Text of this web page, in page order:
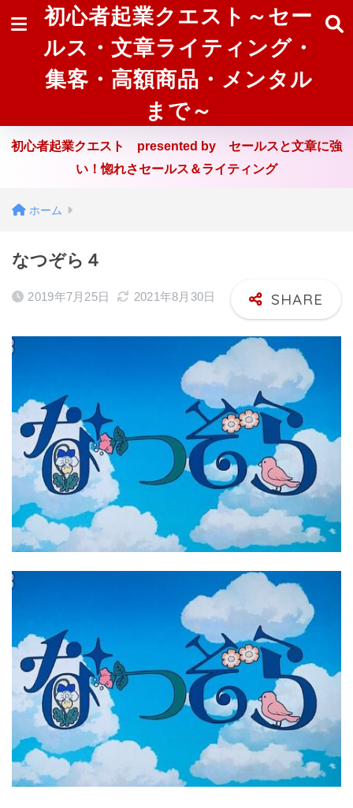
初心者起業クエスト～セー
ルス・文章ライティング・
集客・高額商品・メンタル
まで～
初心者起業クエスト presented by セールスと文章に強
い！惚れさセールス＆ライティング
ホーム
なつぞら４
2019年7月25日 2021年8月30日